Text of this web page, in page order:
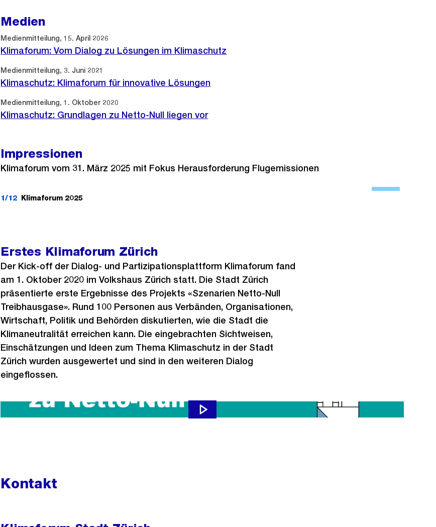
Medien
Medienmitteilung, 15. April 2026
Klimaforum: Vom Dialog zu Lösungen im Klimaschutz
Medienmitteilung, 3. Juni 2021
Klimaschutz: Klimaforum für innovative Lösungen
Medienmitteilung, 1. Oktober 2020
Klimaschutz: Grundlagen zu Netto-Null liegen vor
Impressionen
Klimaforum vom 31. März 2025 mit Fokus Herausforderung Flugemissionen
a
1/12 Klimaforum 2025
Erstes Klimaforum Zürich
Der Kick-off der Dialog- und Partizipationsplattform Klimaforum fand
am 1. Oktober 2020 im Volkshaus Zürich statt. Die Stadt Zürich
präsentierte erste Ergebnisse des Projekts «Szenarien Netto-Null
Treibhausgase». Rund 100 Personen aus Verbänden, Organisationen,
Wirtschaft, Politik und Behörden diskutierten, wie die Stadt die
Klimaneutralität erreichen kann. Die eingebrachten Sichtweisen,
Einschätzungen und Ideen zum Thema Klimaschutz in der Stadt
Zürich wurden ausgewertet und sind in den weiteren Dialog
eingeflossen.
Eindrücke vom ersten Klimaforum Zürich am 1. Oktober 2020
Kontakt